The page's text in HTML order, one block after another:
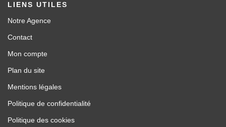
LIENS UTILES
Notre Agence
Contact
Mon compte
Plan du site
Mentions légales
Politique de confidentialité
Politique des cookies